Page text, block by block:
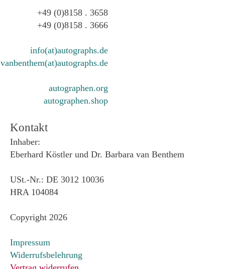
+49 (0)8158 . 3658
+49 (0)8158 . 3666
info(at)autographs.de
vanbenthem(at)autographs.de
autographen.org
autographen.shop
Kontakt
Inhaber:
Eberhard Köstler und Dr. Barbara van Benthem
USt.-Nr.: DE 3012 10036
HRA 104084
Copyright 2026
Impressum
Widerrufsbelehrung